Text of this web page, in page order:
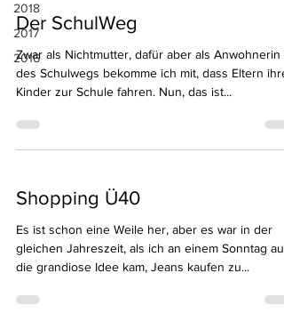
2018
2017
2016
Der SchulWeg
Zwar als Nichtmutter, dafür aber als Anwohnerin
des Schulwegs bekomme ich mit, dass Eltern ihre
Kinder zur Schule fahren. Nun, das ist...
Shopping Ü40
Es ist schon eine Weile her, aber es war in der
gleichen Jahreszeit, als ich an einem Sonntag auf
die grandiose Idee kam, Jeans kaufen zu...